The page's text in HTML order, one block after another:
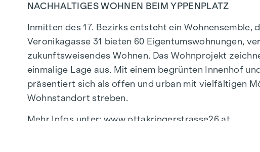
NACHHALTIGES WOHNEN BEIM YPPENPLATZ
Inmitten des 17. Bezirks entsteht ein
Veronikagasse 31 bieten 60 Eigentumswohnungen,
zukunftsweisendes Wohnen. Das Wohnprojekt
einmalige Lage aus. Mit einem begrünten Innenhof
präsentiert sich als offen und urban mit vielfältigen
Wohnstandort streben.
Mehr Infos unter: www.ottakringerstrasse26.at